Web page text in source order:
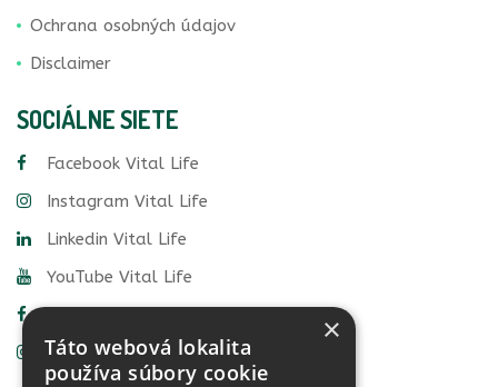
Ochrana osobných údajov
Disclaimer
SOCIÁLNE SIETE
Facebook Vital Life
Instagram Vital Life
Linkedin Vital Life
YouTube Vital Life
Instagram Food Detective
×
Táto webová lokalita
používa súbory cookie